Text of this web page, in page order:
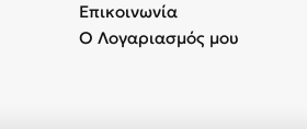
Επικοινωνία
Ο Λογαριασμός μου